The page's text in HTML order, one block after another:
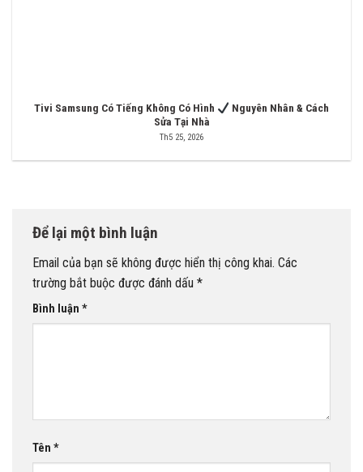
Tivi Samsung Có Tiếng Không Có Hình
Nguyên Nhân & Cách
Sửa Tại Nhà
Th5 25, 2026
Để lại một bình luận
Email của bạn sẽ không được hiển thị công khai. Các
trường bắt buộc được đánh dấu *
Bình luận *
Tên *